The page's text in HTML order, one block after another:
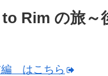
Rim の旅～
編 はこちら